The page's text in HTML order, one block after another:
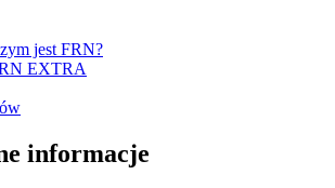
jest FRN?
EXTRA
informacje